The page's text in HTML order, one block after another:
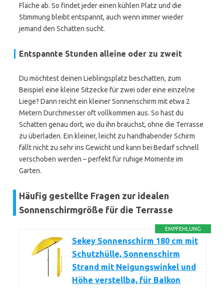
Fläche ab. So findet jeder einen kühlen Platz und die
Stimmung bleibt entspannt, auch wenn immer wieder
jemand den Schatten sucht.
Entspannte Stunden alleine oder zu zweit
Du möchtest deinen Lieblingsplatz beschatten, zum
Beispiel eine kleine Sitzecke für zwei oder eine einzelne
Liege? Dann reicht ein kleiner Sonnenschirm mit etwa 2
Metern Durchmesser oft vollkommen aus. So hast du
Schatten genau dort, wo du ihn brauchst, ohne die Terrasse
zu überladen. Ein kleiner, leicht zu handhabender Schirm
fällt nicht zu sehr ins Gewicht und kann bei Bedarf schnell
verschoben werden – perfekt für ruhige Momente im
Garten.
Häufig gestellte Fragen zur idealen
Sonnenschirmgröße für die Terrasse
EMPFEHLUNG
Sekey Sonnenschirm 180 cm mit
Schutzhülle, Sonnenschirm
Strand mit Neigungswinkel und
Höhe verstellba, für Balkon